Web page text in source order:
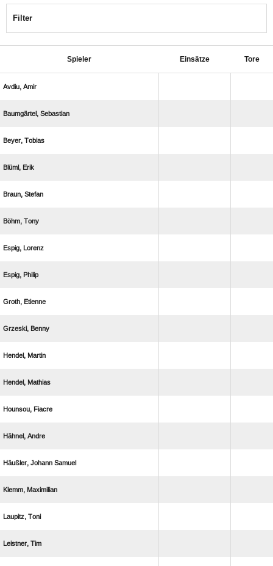
Filter
Spieler Einsätze Tore
 
 
 
 
 
 
 
 
 
 
 
 
 
 
  
 
 
 